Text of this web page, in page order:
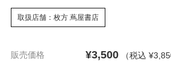
取扱店舗：枚方 蔦屋書店
販売価格 ¥3,500 （税込